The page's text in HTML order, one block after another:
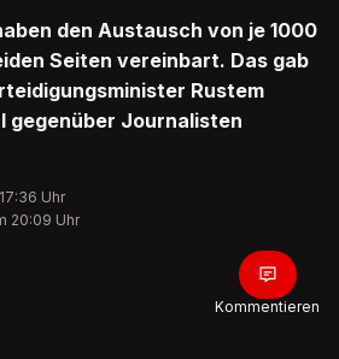
den Austausch von je 1000
Seiten vereinbart. Das gab
Rustem
gegenüber Journalisten
Uhr
20:09 Uhr
Kommentieren